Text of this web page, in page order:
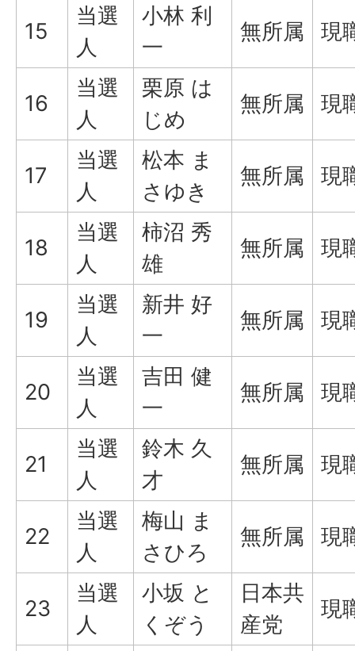
15
当選
人
小林 利
一
無所属 現
16
当選
人
栗原 は
じめ
無所属 現
17
当選
人
松本 ま
さゆき
無所属 現
18
当選
人
柿沼 秀
雄
無所属 現
19
当選
人
新井 好
一
無所属 現
20
当選
人
吉田 健
一
無所属 現
21
当選
人
鈴木 久
才
無所属 現
22
当選
人
梅山 ま
さひろ
無所属 現
23
当選
人
小坂 と
くぞう
日本共
産党
現